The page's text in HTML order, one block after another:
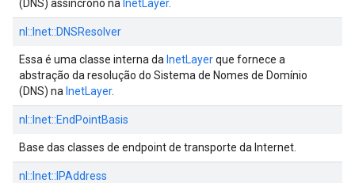
(DNS) assíncrono na InetLayer.
nl:: Inet::DNSResolver
Essa é uma classe interna da InetLayerque fornece a
abstração da resolução do Sistema de Nomes de Domínio
(DNS) na InetLayer.
nl:: Inet::EndPointBasis
Base das classes de endpoint de transporte da Internet.
nl:: Inet:: IPAddress